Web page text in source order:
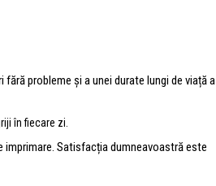
probleme și a unei durate lungi de viață a
în fiecare zi.
Satisfacția dumneavoastră este